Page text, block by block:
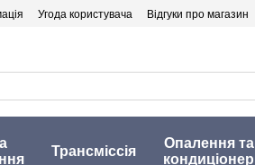
Угода користувача Відгуки про магазин
Трансміссія
Опалення та
кондиціонер